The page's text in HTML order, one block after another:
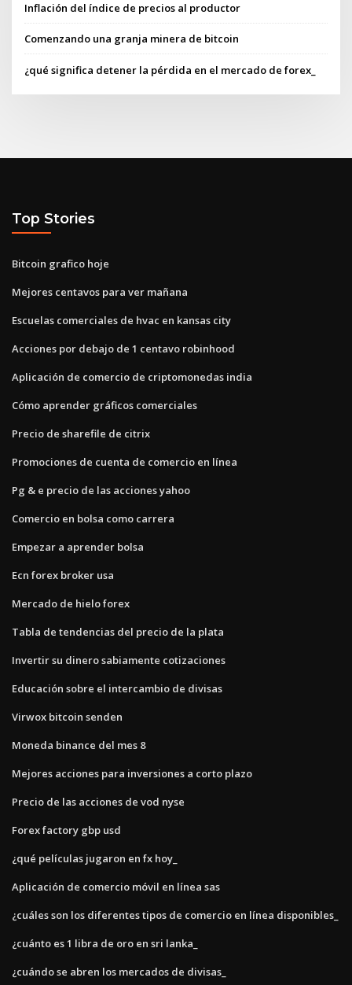
Inflación del índice de precios al productor
Comenzando una granja minera de bitcoin
¿qué significa detener la pérdida en el mercado de forex_
Top Stories
Bitcoin grafico hoje
Mejores centavos para ver mañana
Escuelas comerciales de hvac en kansas city
Acciones por debajo de 1 centavo robinhood
Aplicación de comercio de criptomonedas india
Cómo aprender gráficos comerciales
Precio de sharefile de citrix
Promociones de cuenta de comercio en línea
Pg & e precio de las acciones yahoo
Comercio en bolsa como carrera
Empezar a aprender bolsa
Ecn forex broker usa
Mercado de hielo forex
Tabla de tendencias del precio de la plata
Invertir su dinero sabiamente cotizaciones
Educación sobre el intercambio de divisas
Virwox bitcoin senden
Moneda binance del mes 8
Mejores acciones para inversiones a corto plazo
Precio de las acciones de vod nyse
Forex factory gbp usd
¿qué películas jugaron en fx hoy_
Aplicación de comercio móvil en línea sas
¿cuáles son los diferentes tipos de comercio en línea disponibles_
¿cuánto es 1 libra de oro en sri lanka_
¿cuándo se abren los mercados de divisas_